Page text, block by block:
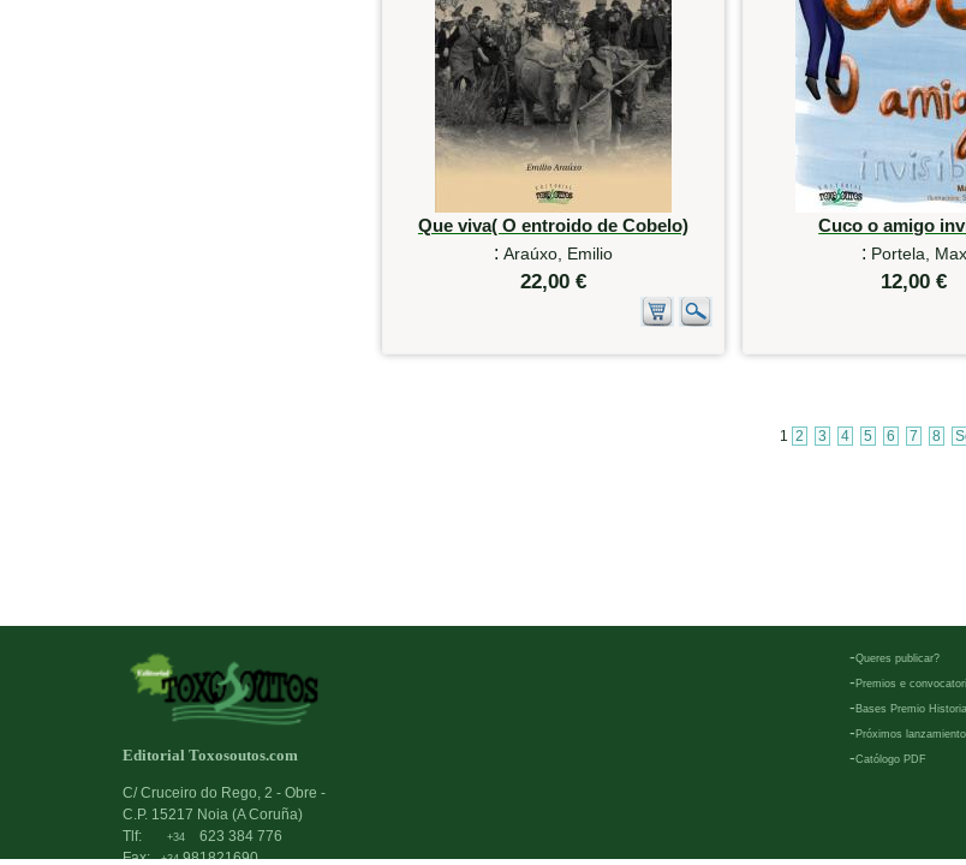
Que viva( O entroido de Cobelo)
: Araúxo, Emilio
22,00 €
Cuco o amigo
: Portela, Max
12,00 €
1 2 3 4 5 6 7 8
Editorial Toxosoutos.com
C/ Cruceiro do Rego, 2 - Obre -
C.P. 15217 Noia (A Coruña)
Tlf:
+34
623 384 776
Fax:+34981821690
-Queres publicar?
- Premios e
- Bases Premio
- Próximos
-Católogo PDF